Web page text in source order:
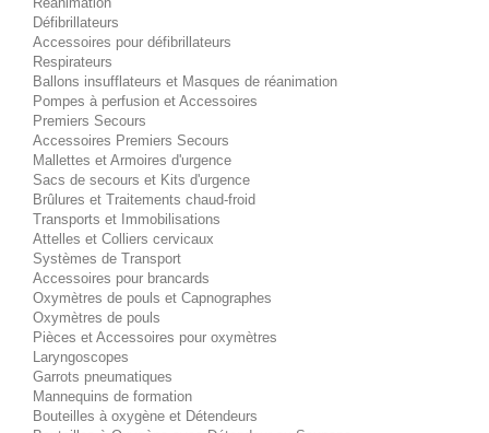
Défibrillateurs
Accessoires pour défibrillateurs
Respirateurs
Ballons insufflateurs et Masques de réanimation
Pompes à perfusion et Accessoires
Premiers Secours
Accessoires Premiers Secours
Mallettes et Armoires d'urgence
Sacs de secours et Kits d'urgence
Brûlures et Traitements chaud-froid
Transports et Immobilisations
Attelles et Colliers cervicaux
Systèmes de Transport
Accessoires pour brancards
Oxymètres de pouls et Capnographes
Oxymètres de pouls
Pièces et Accessoires pour oxymètres
Laryngoscopes
Garrots pneumatiques
Mannequins de formation
Bouteilles à oxygène et Détendeurs